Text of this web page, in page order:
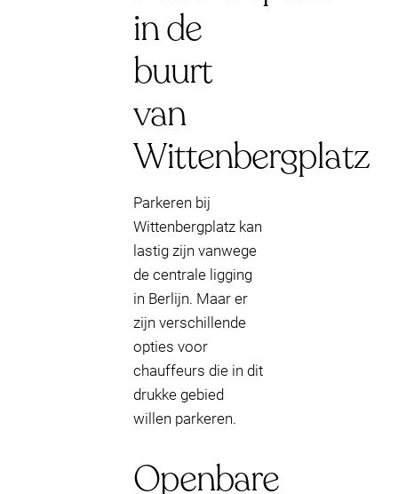
in de
buurt
van
Wittenbergplatz
Parkeren bij
Wittenbergplatz kan
lastig zijn vanwege
de centrale ligging
in Berlijn. Maar er
zijn verschillende
opties voor
chauffeurs die in dit
drukke gebied
willen parkeren.
Openbare